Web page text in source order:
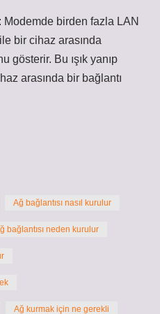
birden fazla LAN
ile bir cihaz arasında
gösterir. Bu ışık yanıp
arasında bir bağlantı
Ağ bağlantısı nasıl kurulur
bağlantısı neden kurulur
Ağ kurmak için ne gerekli